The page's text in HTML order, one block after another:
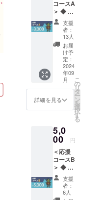
ご連絡
します
が、何
卒ご容
赦くだ
さい。
◆ お届
け方
法： ・
ご指定
のご住
付：す
べてま
ラック
CD 完全
版 ・チ
ケット
※特典付
き ◆ お
届け予
定： ・
2025年
１月～
２月初
旬：お
礼メッ
カー
ド、チ
ケット
・2025
年内：
サウン
ドト
ラック
CD 完全
コースA
＞ ◆ 内
容物：
[１] お
礼メッ
セージ
（デジ
タル）
※番号は
本文の
「リ
ターン
紹介」
と共通
です。
け予
定： ・
2024年
９月：
[１] ※コ
ンサー
ト準備
のた
め、リ
支援
者：
13人
お届
け予
定：
2024
年09
月
詳細を見る
こ
の
リ
タ
ー
ン
を
選
択
す
る
5,0
00 円
＜応援
コースB
＞ ◆ 内
容物：
[１] お
礼メッ
支援
者：
6人